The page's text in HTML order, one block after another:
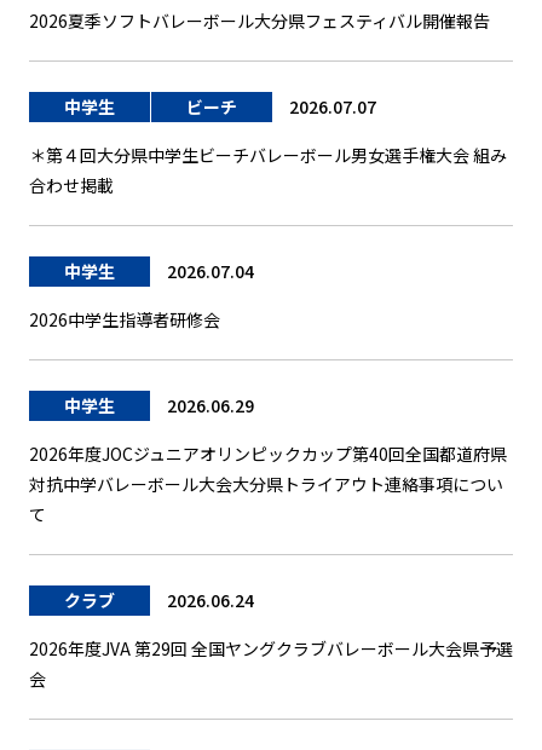
2026夏季ソフトバレーボール大分県フェスティバル開催報告
中学生 ビーチ 2026.07.07
＊第４回大分県中学生ビーチバレーボール男女選手権大会 組み
合わせ掲載
中学生 2026.07.04
2026中学生指導者研修会
中学生 2026.06.29
2026年度JOCジュニアオリンピックカップ第40回全国都道府県
対抗中学バレーボール大会大分県トライアウト連絡事項につい
て
クラブ 2026.06.24
2026年度JVA 第29回 全国ヤングクラブバレーボール大会県予選
会